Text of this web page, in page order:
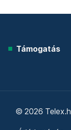
Támogatás
© 2026